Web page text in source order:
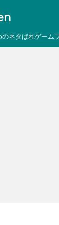
ネタばれゲーム